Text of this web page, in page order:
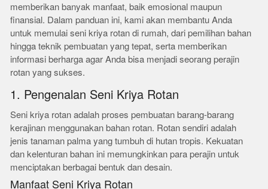
memberikan banyak manfaat, baik emosional maupun
finansial. Dalam panduan ini, kami akan membantu Anda
untuk memulai seni kriya rotan di rumah, dari pemilihan bahan
hingga teknik pembuatan yang tepat, serta memberikan
informasi berharga agar Anda bisa menjadi seorang perajin
rotan yang sukses.
1. Pengenalan Seni Kriya Rotan
Seni kriya rotan adalah proses pembuatan barang-barang
kerajinan menggunakan bahan rotan. Rotan sendiri adalah
jenis tanaman palma yang tumbuh di hutan tropis. Kekuatan
dan kelenturan bahan ini memungkinkan para perajin untuk
menciptakan berbagai bentuk dan desain.
Manfaat Seni Kriya Rotan